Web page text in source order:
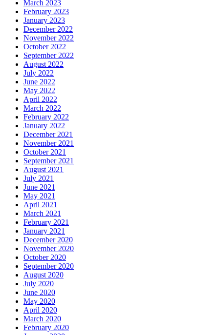
March 2023
February 2023
January 2023
December 2022
November 2022
October 2022
September 2022
August 2022
July 2022
June 2022
May 2022
April 2022
March 2022
February 2022
January 2022
December 2021
November 2021
October 2021
September 2021
August 2021
July 2021
June 2021
May 2021
April 2021
March 2021
February 2021
January 2021
December 2020
November 2020
October 2020
September 2020
August 2020
July 2020
June 2020
May 2020
April 2020
March 2020
February 2020